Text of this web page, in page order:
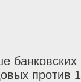
банковских
против